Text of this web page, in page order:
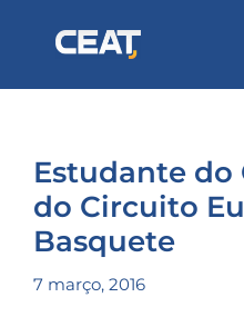
Estudante do
do Circuito
Basquete
7 março, 2016